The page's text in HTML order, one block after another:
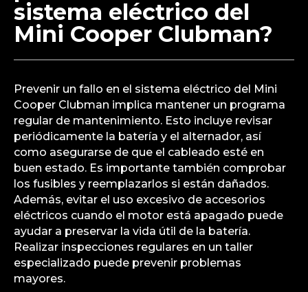
sistema eléctrico del
Mini Cooper Clubman?
Prevenir un fallo en el sistema eléctrico del Mini
Cooper Clubman implica mantener un programa
regular de mantenimiento. Esto incluye revisar
periódicamente la batería y el alternador, así
como asegurarse de que el cableado esté en
buen estado. Es importante también comprobar
los fusibles y reemplazarlos si están dañados.
Además, evitar el uso excesivo de accesorios
eléctricos cuando el motor está apagado puede
ayudar a preservar la vida útil de la batería.
Realizar inspecciones regulares en un taller
especializado puede prevenir problemas
mayores.